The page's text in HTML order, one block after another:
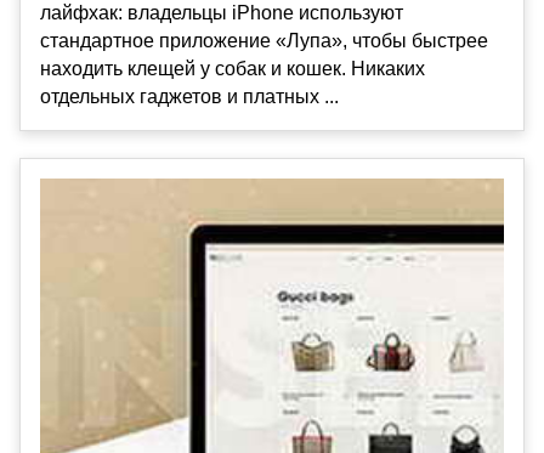
лайфхак: владельцы iPhone используют
стандартное приложение «Лупа», чтобы быстрее
находить клещей у собак и кошек. Никаких
отдельных гаджетов и платных ...